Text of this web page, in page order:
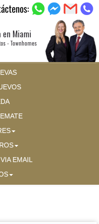
en Miami
- Townhomes
EMAIL